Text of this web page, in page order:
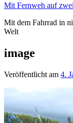
Mit Fernweh auf
Mit dem Fahrrad in
Welt
image
Veröffentlicht am 4.